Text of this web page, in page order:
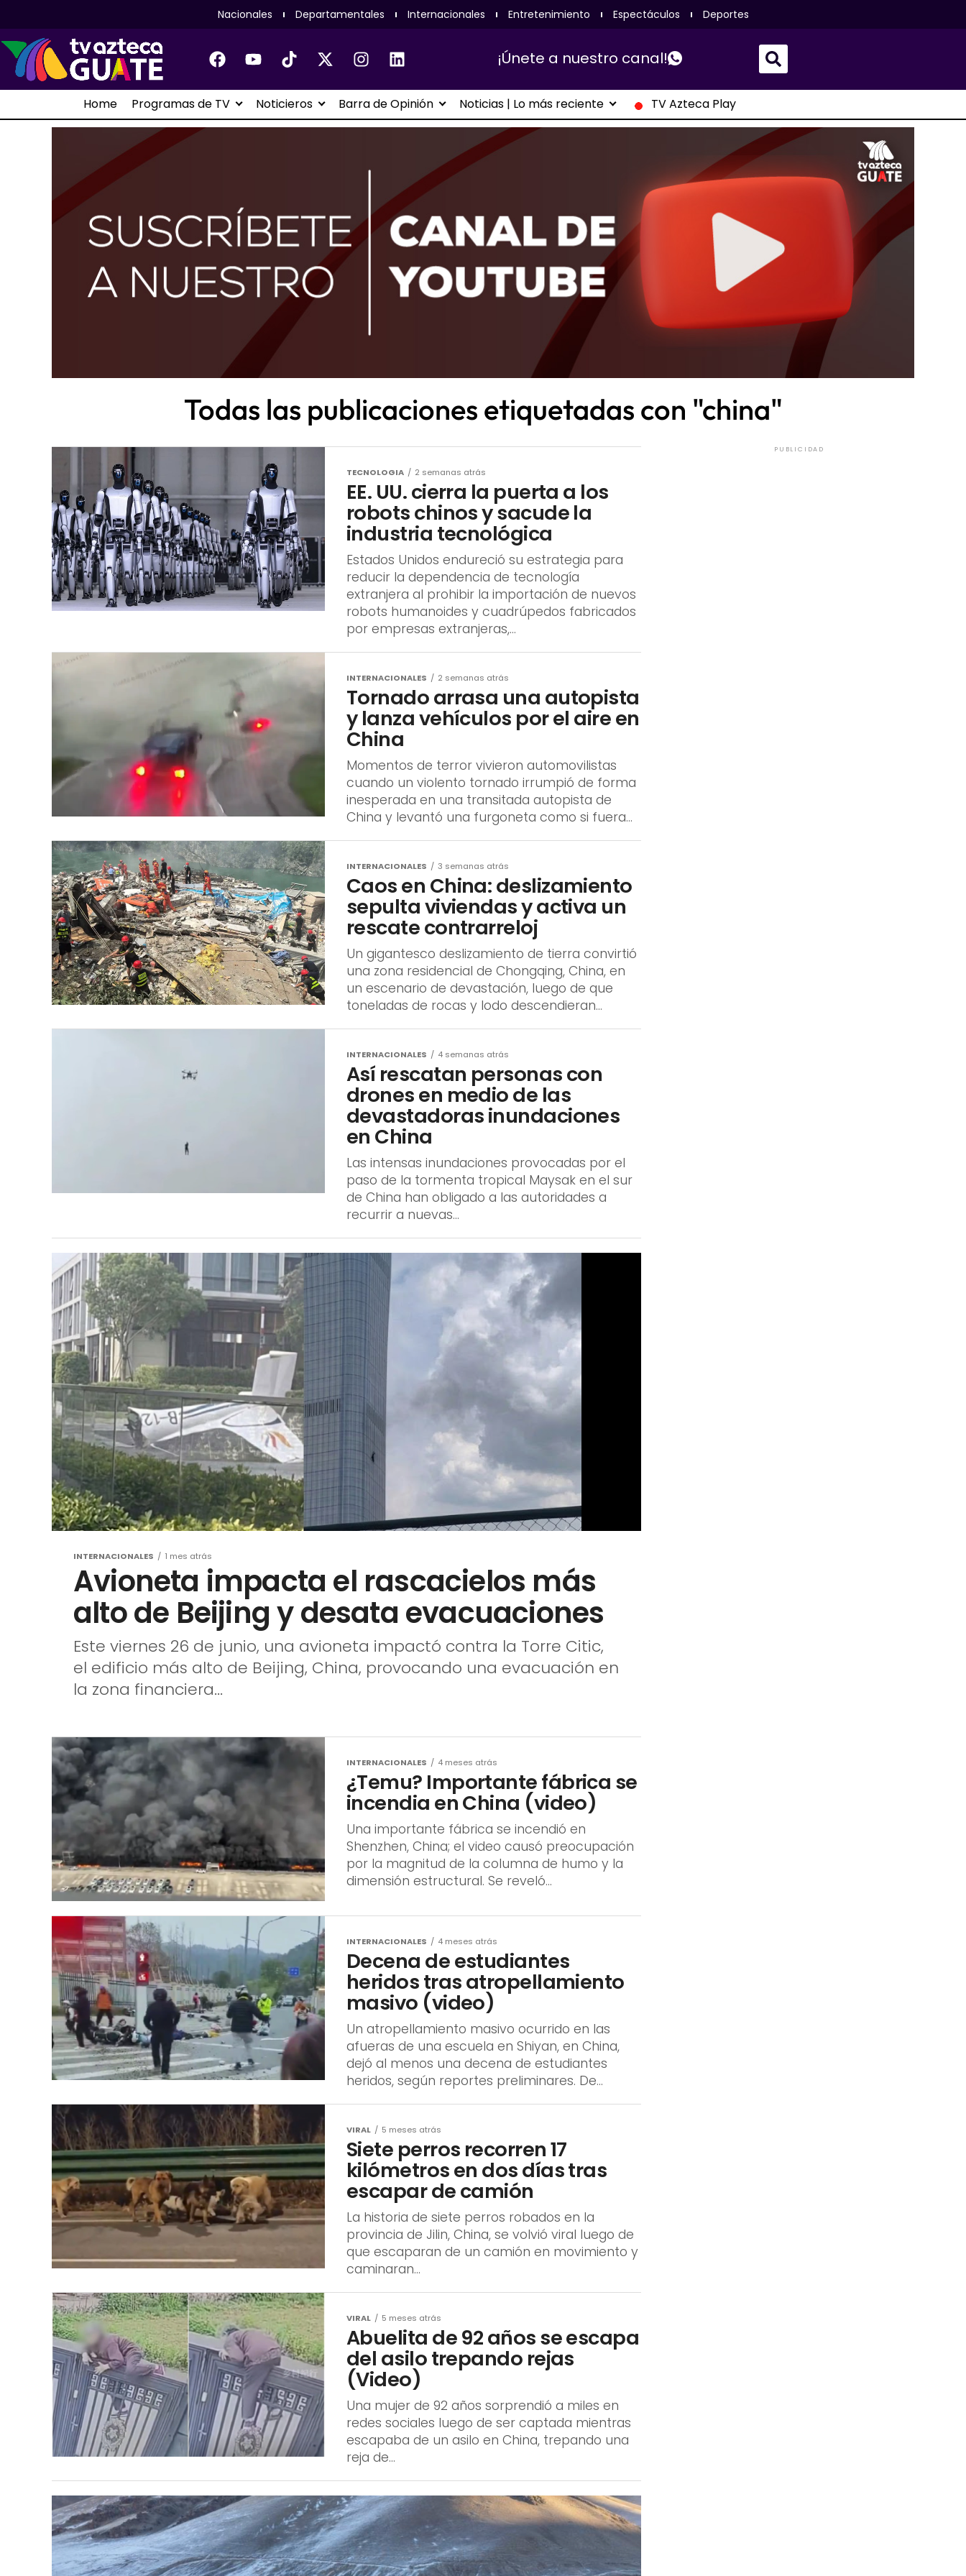
Nacionales Departamentales Internacionales Entretenimiento Espectáculos Deportes
¡Únete a nuestro canal!
Home Programas de TV Noticieros Barra de Opinión Noticias | Lo más reciente TV Azteca Play
Todas las publicaciones etiquetadas con "china"
TECNOLOGIA 2 semanas atrás
EE. UU. cierra la puerta a los
robots chinos y sacude la
industria tecnológica
Estados Unidos endureció su estrategia para
reducir la dependencia de tecnología
extranjera al prohibir la importación de nuevos
robots humanoides y cuadrúpedos fabricados
por empresas extranjeras,...
INTERNACIONALES 2 semanas atrás
Tornado arrasa una autopista
y lanza vehículos por el aire en
China
Momentos de terror vivieron automovilistas
cuando un violento tornado irrumpió de forma
inesperada en una transitada autopista de
China y levantó una furgoneta como si fuera...
INTERNACIONALES 3 semanas atrás
Caos en China: deslizamiento
sepulta viviendas y activa un
rescate contrarreloj
Un gigantesco deslizamiento de tierra convirtió
una zona residencial de Chongqing, China, en
un escenario de devastación, luego de que
toneladas de rocas y lodo descendieran...
INTERNACIONALES 4 semanas atrás
Así rescatan personas con
drones en medio de las
devastadoras inundaciones
en China
Las intensas inundaciones provocadas por el
paso de la tormenta tropical Maysak en el sur
de China han obligado a las autoridades a
recurrir a nuevas...
INTERNACIONALES 1 mes atrás
Avioneta impacta el rascacielos más
alto de Beijing y desata evacuaciones
Este viernes 26 de junio, una avioneta impactó contra la Torre Citic,
el edificio más alto de Beijing, China, provocando una evacuación en
la zona financiera...
INTERNACIONALES 4 meses atrás
¿Temu? Importante fábrica se
incendia en China (video)
Una importante fábrica se incendió en
Shenzhen, China; el video causó preocupación
por la magnitud de la columna de humo y la
dimensión estructural. Se reveló...
INTERNACIONALES 4 meses atrás
Decena de estudiantes
heridos tras atropellamiento
masivo (video)
Un atropellamiento masivo ocurrido en las
afueras de una escuela en Shiyan, en China,
dejó al menos una decena de estudiantes
heridos, según reportes preliminares. De...
VIRAL 5 meses atrás
Siete perros recorren 17
kilómetros en dos días tras
escapar de camión
La historia de siete perros robados en la
provincia de Jilin, China, se volvió viral luego de
que escaparan de un camión en movimiento y
caminaran...
VIRAL 5 meses atrás
Abuelita de 92 años se escapa
del asilo trepando rejas
(Video)
Una mujer de 92 años sorprendió a miles en
redes sociales luego de ser captada mientras
escapaba de un asilo en China, trepando una
reja de...
PUBLICIDAD